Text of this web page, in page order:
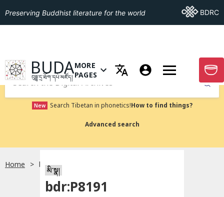
Preserving Buddhist literature for the world Go ToBDRC
GO TO HOMEPAGE
BUDA
བུདྡྷ་དྲ་ཐོག་དཔེ་མཛོད།
OPEN MENU OF MORE PAGES
MORE
PAGES
GO
Submit
New Search Tibetan in phonetics!How to find things?
Advanced search
Home bdr:P8191
མི་སྣ།
bdr:P8191